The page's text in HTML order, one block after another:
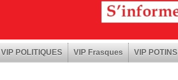
VIP POLITIQUES VIP Frasques VIP POTINS